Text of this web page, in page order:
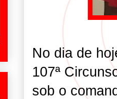
No dia de
107ª
sob o